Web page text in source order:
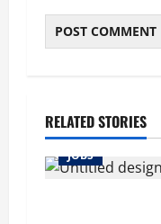
RELATED STORIES
JOBS